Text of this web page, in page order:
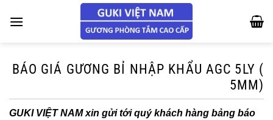
đến
BÁO GIÁ GƯƠNG BỈ NHẬP KHẨU AGC 5LY (
5MM)
GUKI VIỆT NAM xin gửi tới quý khách hàng bảng báo